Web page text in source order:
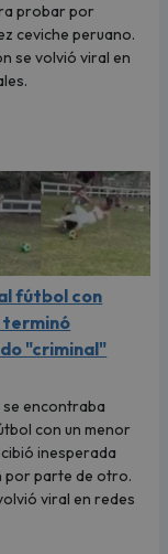
probar por
ceviche peruano.
se volvió viral en
fútbol con
terminó
"criminal"
se encontraba
con un menor
inesperada
por parte de otro.
viral en redes